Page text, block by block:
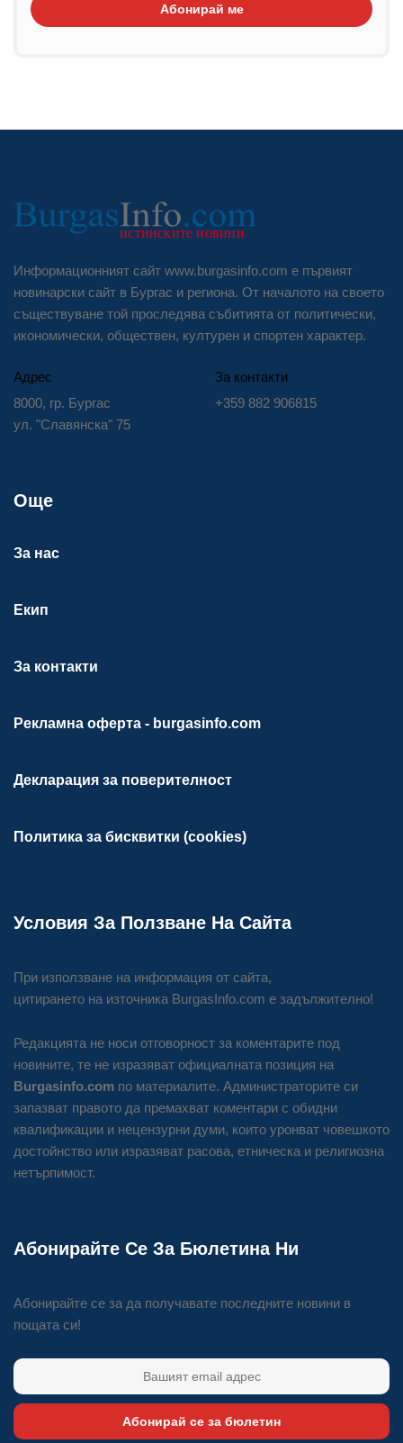
Абонирай ме
Информационният сайт www.burgasinfo.com е първият
новинарски сайт в Бургас и региона. От началото на своето
съществуване той проследява събитията от политически,
икономически, обществен, културен и спортен характер.
Адрес
8000, гр. Бургас
ул. "Славянска" 75
За контакти
+359 882 906815
Още
За нас
Екип
За контакти
Рекламна оферта - burgasinfo.com
Декларация за поверителност
Политика за бисквитки (cookies)
Условия За Ползване На Сайта
При използване на информация от сайта,
цитирането на източника BurgasInfo.com е задължително!
Редакцията не носи отговорност за коментарите под
новините, те не изразяват официалната позиция на
Burgasinfo.com по материалите. Администраторите си
запазват правото да премахват коментари с обидни
квалификации и нецензурни думи, които уронват човешкото
достойнство или изразяват расова, етническа и религиозна
нетърпимост.
Абонирайте Се За Бюлетина Ни
Абонирайте се за да получавате последните новини в
пощата си!
Абонирай се за бюлетин